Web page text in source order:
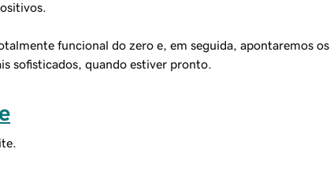
funcional do zero e, em seguida, apontaremos os
sofisticados, quando estiver pronto.